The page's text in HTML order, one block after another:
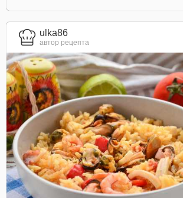
ulka86
автор рецепта